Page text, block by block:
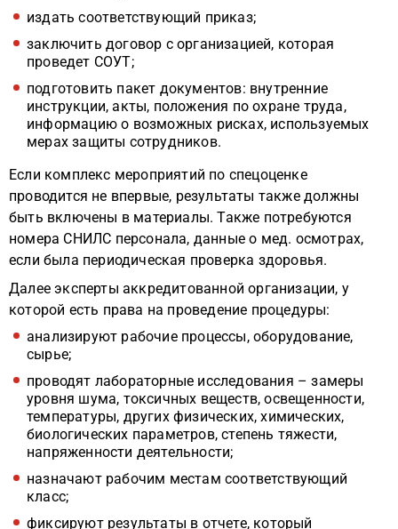
издать соответствующий приказ;
заключить договор с организацией, которая
проведет СОУТ;
подготовить пакет документов: внутренние
инструкции, акты, положения по охране труда,
информацию о возможных рисках, используемых
мерах защиты сотрудников.
Если комплекс мероприятий по спецоценке
проводится не впервые, результаты также должны
быть включены в материалы. Также потребуются
номера СНИЛС персонала, данные о мед. осмотрах,
если была периодическая проверка здоровья.
Далее эксперты аккредитованной организации, у
которой есть права на проведение процедуры:
анализируют рабочие процессы, оборудование,
сырье;
проводят лабораторные исследования – замеры
уровня шума, токсичных веществ, освещенности,
температуры, других физических, химических,
биологических параметров, степень тяжести,
напряженности деятельности;
назначают рабочим местам соответствующий
класс;
фиксируют результаты в отчете, который